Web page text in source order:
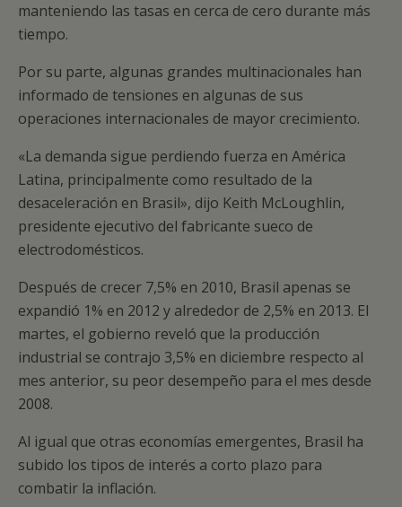
manteniendo las tasas en cerca de cero durante más
tiempo.
Por su parte, algunas grandes multinacionales han
informado de tensiones en algunas de sus
operaciones internacionales de mayor crecimiento.
«La demanda sigue perdiendo fuerza en América
Latina, principalmente como resultado de la
desaceleración en Brasil», dijo Keith McLoughlin,
presidente ejecutivo del fabricante sueco de
electrodomésticos.
Después de crecer 7,5% en 2010, Brasil apenas se
expandió 1% en 2012 y alrededor de 2,5% en 2013. El
martes, el gobierno reveló que la producción
industrial se contrajo 3,5% en diciembre respecto al
mes anterior, su peor desempeño para el mes desde
2008.
Al igual que otras economías emergentes, Brasil ha
subido los tipos de interés a corto plazo para
combatir la inflación.